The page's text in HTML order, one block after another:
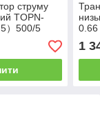
струму
TOPN-
）500/5
0.66
1